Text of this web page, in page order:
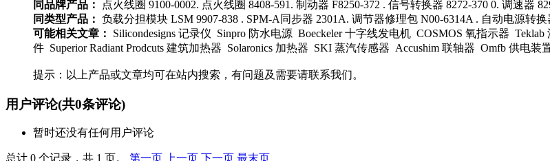
同品牌产品：
点火线圈 9100-0002. 点火线圈 8408-591. 制动器 F8250-372 . 信号转换器 8272-370 0. 调速器
同类型产品： 负载分担模块 LSM 9907-838 . SPM-A同步器 2301A. 调节器修理包 N00-6314A . 自动电源转
可能相关文章：
Silicondesigns 记录仪 Sinpro 防水电源 Boeckeler 十字线发电机 COSMOS 氧指示器
件 Superior Radiant Prodcuts 建筑加热器 Solaronics 加热器 SKI 蒸汽传感器 Accushim 联轴器 Omfb 供电装
提示：以上产品或文章均可在站内搜索，有问题及需要请联系我们。
用户评论(共0条评论)
暂时还没有任何用户评论
总计 0 个记录，共 1 页。 第一页 上一页 下一页 最末页